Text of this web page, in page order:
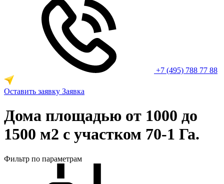
+7 (495) 788 77 88
Оставить заявку Заявка
Дома площадью от 1000 до
1500 м2 с участком 70-1 Га.
Фильтр по параметрам